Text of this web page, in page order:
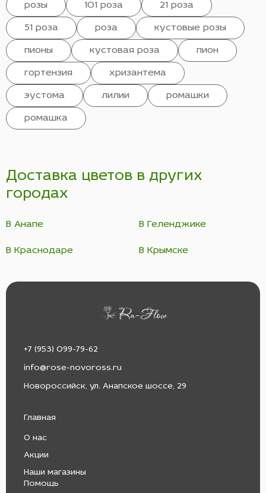
розы 101 роза 21 роза
51 роза роза кустовые розы
пионы кустовая роза пион
гортензия хризантема
эустома лилии ромашки
ромашка
Доставка цветов в других
городах
В Анапе В Геленджике
В Краснодаре В Крымске
+7 (953) 099-79-62
info@rose-novoross.ru
Новороссийск, ул. Анапское шоссе, 29
Главная
О нас
Акции
Наши магазины
Помощь